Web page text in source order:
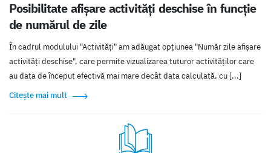
Posibilitate afișare activități deschise în funcție
de numărul de zile
În cadrul modulului "Activități" am adăugat opțiunea "Număr zile afișare
activități deschise", care permite vizualizarea tuturor activităților care
au data de început efectivă mai mare decât data calculată, cu [...]
Citește mai mult